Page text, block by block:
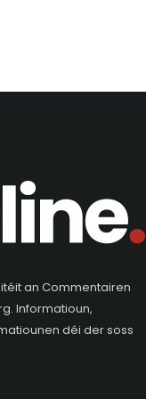
an Commentairen
Informatioun,
déi der soss